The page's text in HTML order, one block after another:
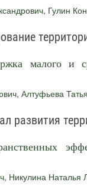
, Гулин
малого и
, Алтуфьева
развития
, Никулина Наталья